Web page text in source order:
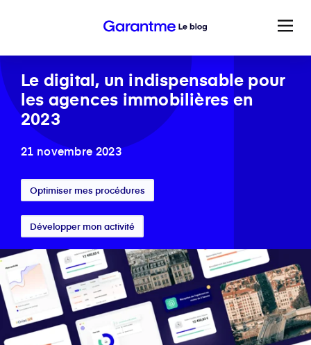
Le digital, un indispensable pour
les agences immobilières en
2023
21 novembre 2023
Optimiser mes procédures
Développer mon activité